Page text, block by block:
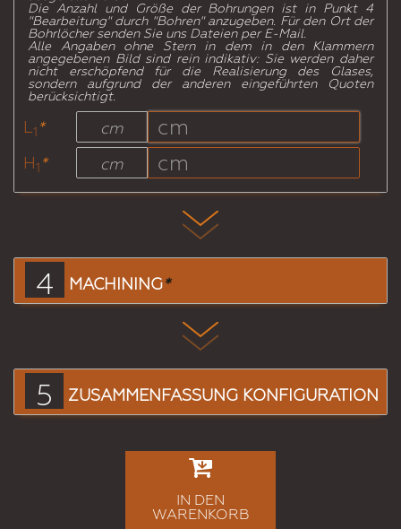
Die Anzahl und Größe der Bohrungen ist in Punkt 4
"Bearbeitung" durch "Bohren" anzugeben. Für den Ort der
Bohrlöcher senden Sie uns Dateien per E-Mail.
Alle Angaben ohne Stern in dem in den Klammern
angegebenen Bild sind rein indikativ: Sie werden daher
nicht erschöpfend für die Realisierung des Glases,
sondern aufgrund der anderen eingeführten Quoten
berücksichtigt.
L1 *
cm
H1 * cm
4 MACHINING*
5 ZUSAMMENFASSUNG KONFIGURATION
IN DEN
WARENKORB